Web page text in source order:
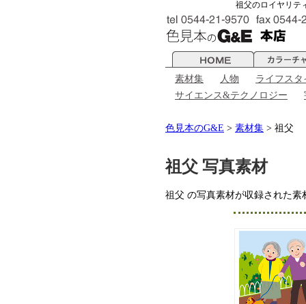
祖父のロイヤリテ
素材集 人物
ライフスタ
サイエンス&テクノロジー
色見本のG&E > 素材集 > 祖父
祖父 写真素材
祖父 の写真素材が収録された素